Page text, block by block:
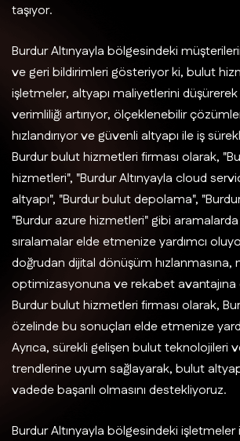
taşıyor.
Burdur Altınyayla bölgesindeki
ve geri bildirimleri gösteriyor ki, bulut
işletmeler, altyapı maliyetlerini
verimliliği artırıyor, ölçeklenebilir
hızlandırıyor ve güvenli altyapı ile iş
Burdur bulut hizmetleri firması olarak,
hizmetleri", "Burdur Altınyayla cloud
altyapı", "Burdur bulut depolama",
"Burdur azure hizmetleri" gibi
sıralamalar elde etmenize yardımcı
doğrudan dijital dönüşüm hızlanmasına,
optimizasyonuna ve rekabet avantajına
Burdur bulut hizmetleri firması olarak,
özelinde bu sonuçları elde etmenize
Ayrıca, sürekli gelişen bulut teknolojileri
trendlerine uyum sağlayarak, bulut
vadede başarılı olmasını destekliyoruz.
Burdur Altınyayla bölgesindeki